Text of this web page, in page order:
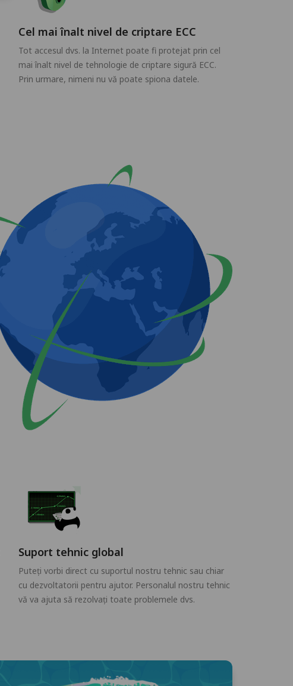
Cel mai înalt nivel de criptare ECC
Tot accesul dvs. la Internet poate fi protejat prin cel
mai înalt nivel de tehnologie de criptare sigură ECC.
Prin urmare, nimeni nu vă poate spiona datele.
Suport tehnic global
Puteți vorbi direct cu suportul nostru tehnic sau chiar
cu dezvoltatorii pentru ajutor. Personalul nostru tehnic
vă va ajuta să rezolvați toate problemele dvs.